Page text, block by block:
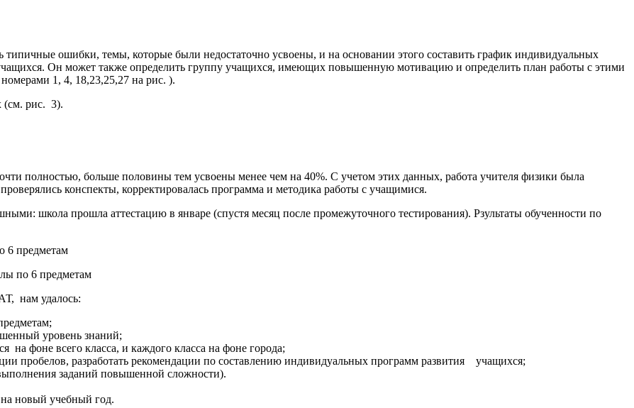
типичные ошибки, темы, которые были недостаточно усвоены, и на основании этого составить график индивидуальных
Он может также определить группу учащихся, имеющих повышенную мотивацию и определить план работы с этими
1, 4, 18,23,25,27 на рис. ).
(см. рис. 3).
полностью, больше половины тем усвоены менее чем на 40%. С учетом этих данных, работа учителя физики была
конспекты, корректировалась программа и методика работы с учащимися.
школа прошла аттестацию в январе (спустя месяц после промежуточного тестирования). Рзультаты обученности по
по 6 предметам
нам удалось:
уровень знаний;
на фоне всего класса, и каждого класса на фоне города;
пробелов, разработать рекомендации по составлению индивидуальных программ развития учащихся;
заданий повышенной сложности).
на новый учебный год.